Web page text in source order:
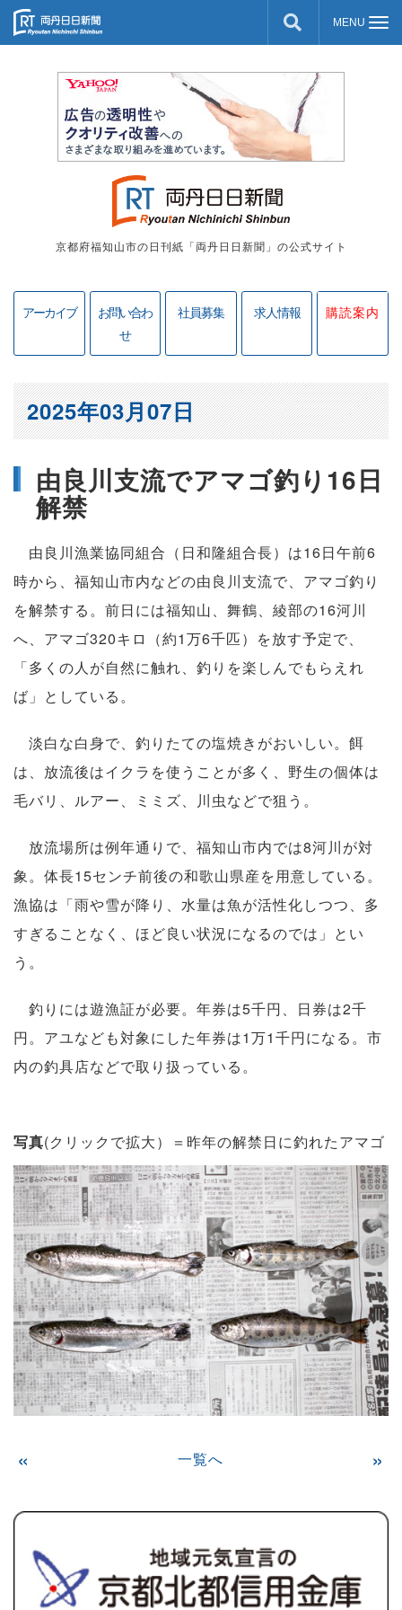
京都府福知山市の日刊紙「両丹日日新聞」の公式サイト
アーカイブ
お問い合わ
せ
社員募集 求人情報 購読案内
由良川支流でアマゴ釣り16日
解禁
2025年03月07日
由良川漁業協同組合（日和隆組合長）は16日午前6
時から、福知山市内などの由良川支流で、アマゴ釣り
を解禁する。前日には福知山、舞鶴、綾部の16河川
へ、アマゴ320キロ（約1万6千匹）を放す予定で、
「多くの人が自然に触れ、釣りを楽しんでもらえれ
ば」としている。
淡白な白身で、釣りたての塩焼きがおいしい。餌
は、放流後はイクラを使うことが多く、野生の個体は
毛バリ、ルアー、ミミズ、川虫などで狙う。
放流場所は例年通りで、福知山市内では8河川が対
象。体長15センチ前後の和歌山県産を用意している。
漁協は「雨や雪が降り、水量は魚が活性化しつつ、多
すぎることなく、ほど良い状況になるのでは」とい
う。
釣りには遊漁証が必要。年券は5千円、日券は2千
円。アユなども対象にした年券は1万1千円になる。市
内の釣具店などで取り扱っている。
写真(クリックで拡大）＝昨年の解禁日に釣れたアマゴ
« 一覧へ